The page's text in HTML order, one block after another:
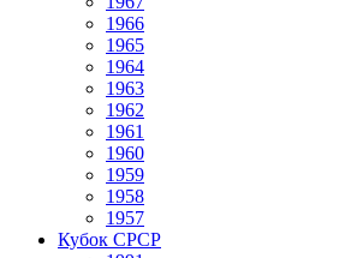
1966
1965
1964
1963
1962
1961
1960
1959
1958
1957
Кубок СРСР